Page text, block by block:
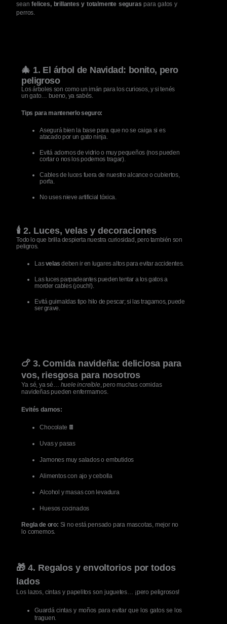
seanfelices, brillantes y totalmente seguras para gatos y
perros.
🎄 1. El árbol de Navidad: bonito, pero
peligroso
Los árboles son como un imán para los curiosos, y si tenés
un gato… bueno, ya sabés.
Tips para mantenerlo seguro:
Asegurá bien la base para que no se caiga si es
atacado por un gato ninja.
Evitá adornos de vidrio o muy pequeños (nos pueden
cortar o nos los podemos tragar).
Cables de luces fuera de nuestro alcance o cubiertos,
porfa.
No uses nieve artificial tóxica.
🕯️ 2. Luces, velas y decoraciones
Todo lo que brilla despierta nuestra curiosidad, pero también son
peligros.
Lasvelas deben ir en lugares altos para evitar accidentes.
Las luces parpadeantes pueden tentar a los gatos a
morder cables (¡ouch!).
Evitá guirnaldas tipo hilo de pescar; si las tragamos, puede
ser grave.
🍗 3. Comida navideña: deliciosa para
vos, riesgosa para nosotros
Ya sé, ya sé… huele increíble, pero muchas comidas
navideñas pueden enfermarnos.
Evités darnos:
Chocolate 🍫
Uvas y pasas
Jamones muy salados o embutidos
Alimentos con ajo y cebolla
Alcohol y masas con levadura
Huesos cocinados
Regla de oro: Si no está pensado para mascotas, mejor no
lo comemos.
🎁 4. Regalos y envoltorios por todos
lados
Los lazos, cintas y papelitos son juguetes… ¡pero peligrosos!
Guardá cintas y moños para evitar que los gatos se los
traguen.